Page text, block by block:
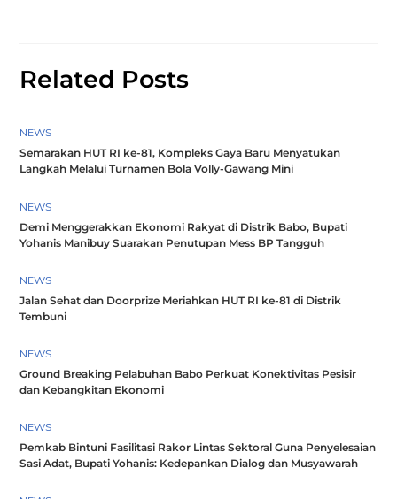
Related Posts
NEWS
Semarakan HUT RI ke-81, Kompleks Gaya Baru Menyatukan
Langkah Melalui Turnamen Bola Volly-Gawang Mini
NEWS
Demi Menggerakkan Ekonomi Rakyat di Distrik Babo, Bupati
Yohanis Manibuy Suarakan Penutupan Mess BP Tangguh
NEWS
Jalan Sehat dan Doorprize Meriahkan HUT RI ke-81 di Distrik
Tembuni
NEWS
Ground Breaking Pelabuhan Babo Perkuat Konektivitas Pesisir
dan Kebangkitan Ekonomi
NEWS
Pemkab Bintuni Fasilitasi Rakor Lintas Sektoral Guna Penyelesaian
Sasi Adat, Bupati Yohanis: Kedepankan Dialog dan Musyawarah